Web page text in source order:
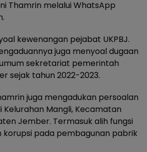
Thamrin melalui WhatsApp
kewenangan pejabat UKPBJ.
juga menyoal dugaan
sekretariat pemerintah
sejak tahun 2022-2023.
juga mengadukan persoalan
Kelurahan Mangli, Kecamatan
Jember. Termasuk alih fungsi
korupsi pada pembagunan pabrik